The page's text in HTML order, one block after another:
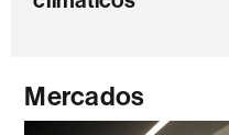
Mercados